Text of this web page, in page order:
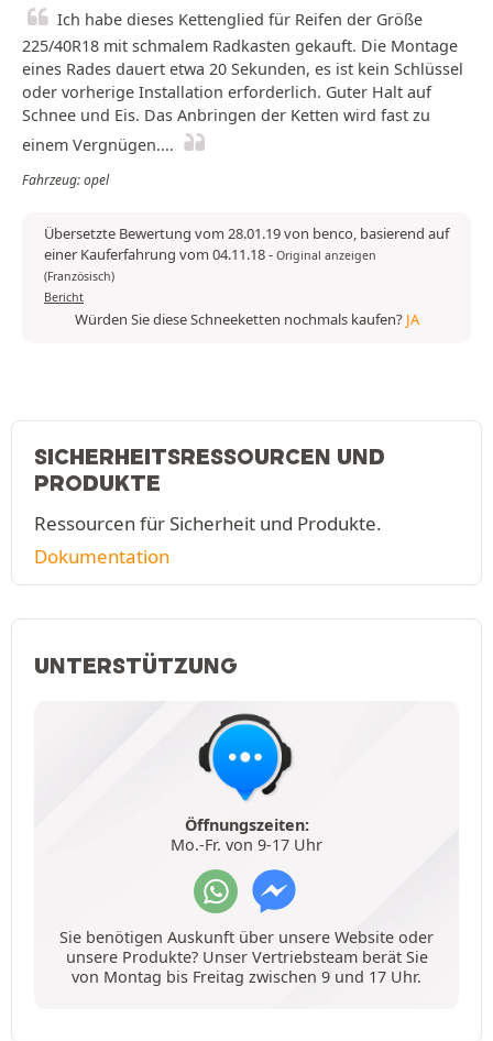
Ich habe dieses Kettenglied für Reifen der Größe
225/40R18 mit schmalem Radkasten gekauft. Die Montage
eines Rades dauert etwa 20 Sekunden, es ist kein Schlüssel
oder vorherige Installation erforderlich. Guter Halt auf
Schnee und Eis. Das Anbringen der Ketten wird fast zu
einem Vergnügen....
Fahrzeug: opel
Übersetzte Bewertung vom 28.01.19 von benco, basierend auf
einer Kauferfahrung vom 04.11.18- Original anzeigen
(Französisch)
Bericht
Würden Sie diese Schneeketten nochmals kaufen? JA
SICHERHEITSRESSOURCEN UND
PRODUKTE
Ressourcen für Sicherheit und Produkte.
Dokumentation
UNTERSTÜTZUNG
Öffnungszeiten:
Mo.-Fr. von 9-17 Uhr
Sie benötigen Auskunft über unsere Website oder
unsere Produkte? Unser Vertriebsteam berät Sie
von Montag bis Freitag zwischen 9 und 17 Uhr.